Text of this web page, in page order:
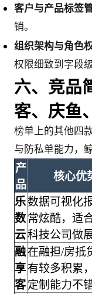
客户与产品标签
销。
组织架构与角色
权限细致到字段级
六、竞品
客、庆鱼
榜单上的其他四
与防私单能力，
产
品
核心优
乐
数
云
数据可视化
常炫酷，适
科技公司做
融
享
客
在融担/房抵
有较多积累
定制能力不